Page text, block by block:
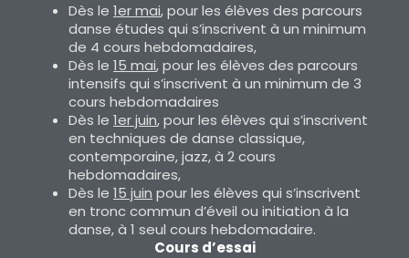
Dès le 1er mai, pour les élèves des parcours
danse études qui s’inscrivent à un minimum
de 4 cours hebdomadaires,
Dès le 15 mai, pour les élèves des parcours
intensifs qui s’inscrivent à un minimum de 3
cours hebdomadaires
Dès le 1er juin, pour les élèves qui s’inscrivent
en techniques de danse classique,
contemporaine, jazz, à 2 cours
hebdomadaires,
Dès le 15 juin pour les élèves qui s’inscrivent
en tronc commun d’éveil ou initiation à la
danse, à 1 seul cours hebdomadaire.
Cours d’essai